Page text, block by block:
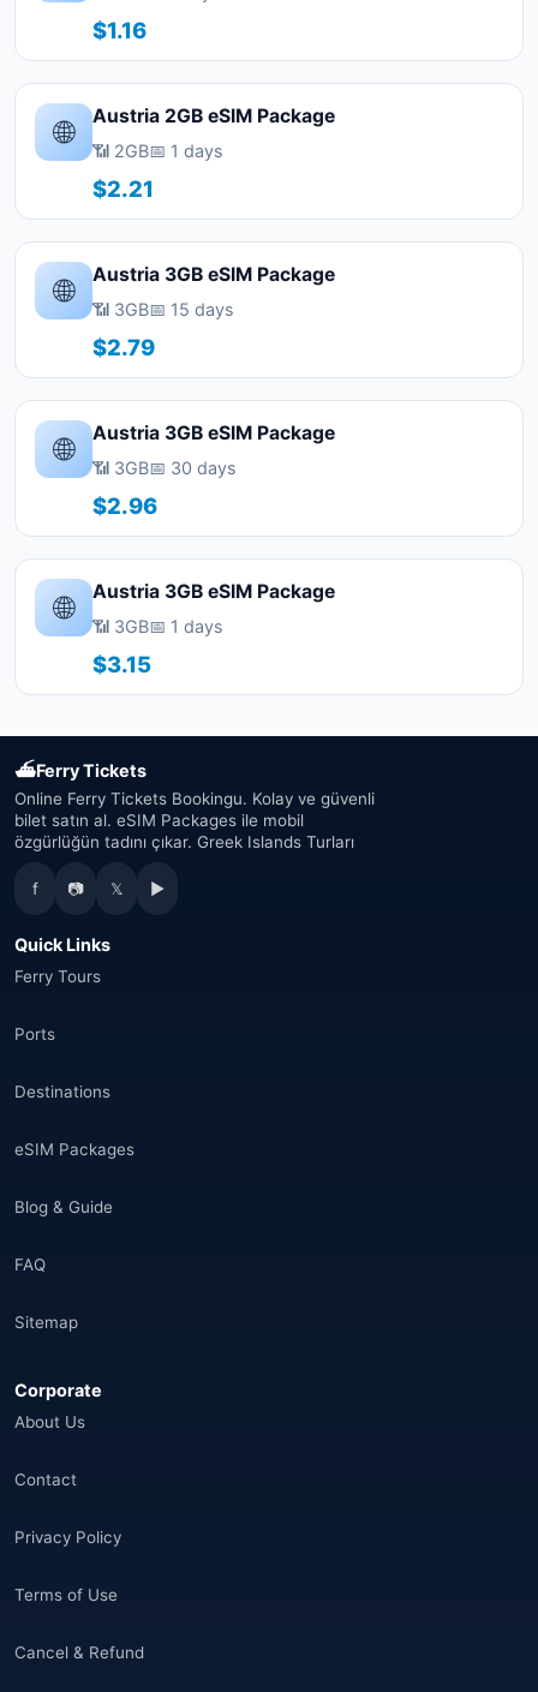
$1.16
🌐 Austria 2GB eSIM Package
📶 2GB📅 1 days
$2.21
🌐 Austria 3GB eSIM Package
📶 3GB📅 15 days
$2.79
🌐 Austria 3GB eSIM Package
📶 3GB📅 30 days
$2.96
🌐 Austria 3GB eSIM Package
📶 3GB📅 1 days
$3.15
⛴Ferry Tickets
Online Ferry Tickets Bookingu. Kolay ve güvenli
bilet satın al. eSIM Packages ile mobil
özgürlüğün tadını çıkar. Greek Islands Turları
f 📷 𝕏 ▶
Quick Links
Ferry Tours
Ports
Destinations
eSIM Packages
Blog & Guide
FAQ
Sitemap
Corporate
About Us
Contact
Privacy Policy
Terms of Use
Cancel & Refund